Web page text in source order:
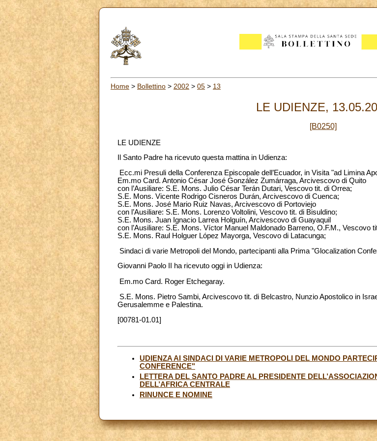
Home > Bollettino > 2002 > 05 > 13
LE UDIENZE,
[B0250]
LE UDIENZE
Il Santo Padre ha ricevuto questa mattina in Udienza:
Ecc.mi Presuli della Conferenza Episcopale dell’Ecuador, in Visita "ad Limina
Em.mo Card. Antonio César José González Zumárraga, Arcivescovo di Quito
con l’Ausiliare: S.E. Mons. Julio César Terán Dutari, Vescovo tit. di Orrea;
S.E. Mons. Vicente Rodrigo Cisneros Durán, Arcivescovo di Cuenca;
S.E. Mons. José Mario Ruiz Navas, Arcivescovo di Portoviejo
con l’Ausiliare: S.E. Mons. Lorenzo Voltolini, Vescovo tit. di Bisuldino;
S.E. Mons. Juan Ignacio Larrea Holguín, Arcivescovo di Guayaquil
con l’Ausiliare: S.E. Mons. Víctor Manuel Maldonado Barreno, O.F.M., Vescovo
S.E. Mons. Raul Holguer López Mayorga, Vescovo di Latacunga;
Sindaci di varie Metropoli del Mondo, partecipanti alla Prima "Glocalization
Giovanni Paolo II ha ricevuto oggi in Udienza:
Em.mo Card. Roger Etchegaray.
S.E. Mons. Pietro Sambi, Arcivescovo tit. di Belcastro, Nunzio Apostolico in
Gerusalemme e Palestina.
[00781-01.01]
UDIENZA AI SINDACI DI VARIE METROPOLI DEL MONDO
CONFERENCE"
LETTERA DEL SANTO PADRE AL PRESIDENTE
DELL’AFRICA CENTRALE
RINUNCE E NOMINE